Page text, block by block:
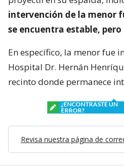
intervención de la menor
se encuentra estable,
En específico, la menor fue
Hospital Dr. Hernán
recinto donde permanece
¿ENCONTRASTE UN
ERROR?
Revisa nuestra página de